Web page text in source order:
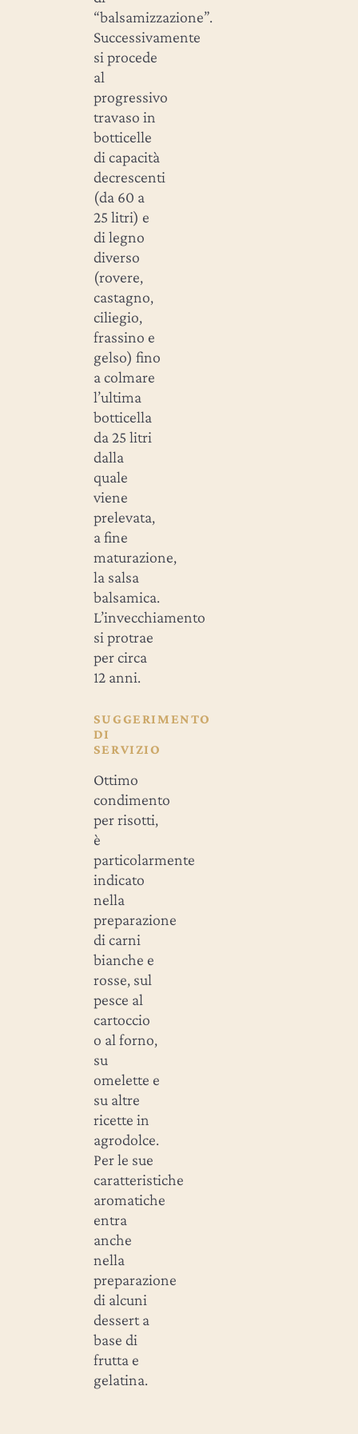
“balsamizzazione”.
Successivamente
si procede
al
progressivo
travaso in
botticelle
di capacità
decrescenti
(da 60 a
25 litri) e
di legno
diverso
(rovere,
castagno,
ciliegio,
frassino e
gelso) fino
a colmare
l’ultima
botticella
da 25 litri
dalla
quale
viene
prelevata,
a fine
maturazione,
la salsa
balsamica.
L’invecchiamento
si protrae
per circa
12 anni.
SUGGERIMENTO
DI
SERVIZIO
Ottimo
condimento
per risotti,
è
particolarmente
indicato
nella
preparazione
di carni
bianche e
rosse, sul
pesce al
cartoccio
o al forno,
su
omelette e
su altre
ricette in
agrodolce.
Per le sue
caratteristiche
aromatiche
entra
anche
nella
preparazione
di alcuni
dessert a
base di
frutta e
gelatina.